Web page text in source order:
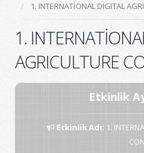
1. INTERNATİONAL DIGITAL
1.
AGRICULTURE
Etkinlik
Etkinlik Adı: 1.